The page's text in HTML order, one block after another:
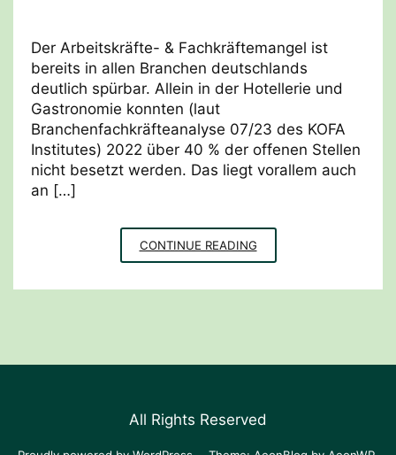
Der Arbeitskräfte- & Fachkräftemangel ist
bereits in allen Branchen deutschlands
deutlich spürbar. Allein in der Hotellerie und
Gastronomie konnten (laut
Branchenfachkräfteanalyse 07/23 des KOFA
Institutes) 2022 über 40 % der offenen Stellen
nicht besetzt werden. Das liegt vorallem auch
an […]
CONTINUE READINGSTRATEGIEMIX
FACHKRÄFTEMANGEL
All Rights Reserved